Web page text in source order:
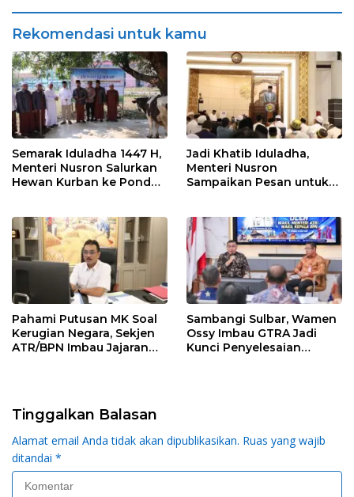
Negara
Rekomendasi untuk kamu
Semarak Iduladha 1447 H,
Menteri Nusron Salurkan
Hewan Kurban ke Pondok
Jadi Khatib Iduladha,
Menteri Nusron
Sampaikan Pesan untuk
Pahami Putusan MK Soal
Kerugian Negara, Sekjen
ATR/BPN Imbau Jajaran
Sambangi Sulbar, Wamen
Ossy Imbau GTRA Jadi
Kunci Penyelesaian
Tinggalkan Balasan
Alamat email Anda tidak akan dipublikasikan. Ruas yang wajib
ditandai *